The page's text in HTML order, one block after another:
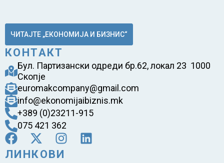
ЧИТАЈТЕ „ЕКОНОМИЈА И БИЗНИС“
КОНТАКТ
Бул. Партизански одреди бр.62, локал 23 1000
Скопје
euromakcompany@gmail.com
info@ekonomijaibiznis.mk
+389 (0)23211-915
075 421 362
ЛИНКОВИ